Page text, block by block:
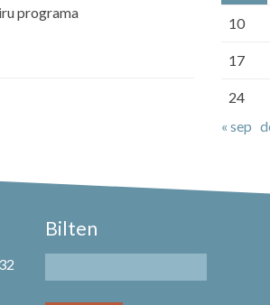
programa
10
17
24
« sep
Bilten